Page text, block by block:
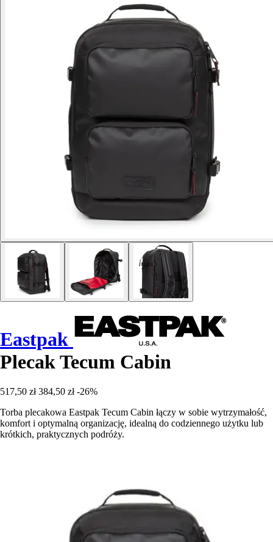
Eastpak
Plecak Tecum Cabin
517,50 zł 384,50 zł -26%
Torba plecakowa Eastpak Tecum Cabin łączy w sobie wytrzymałość,
komfort i optymalną organizację, idealną do codziennego użytku lub
krótkich, praktycznych podróży.